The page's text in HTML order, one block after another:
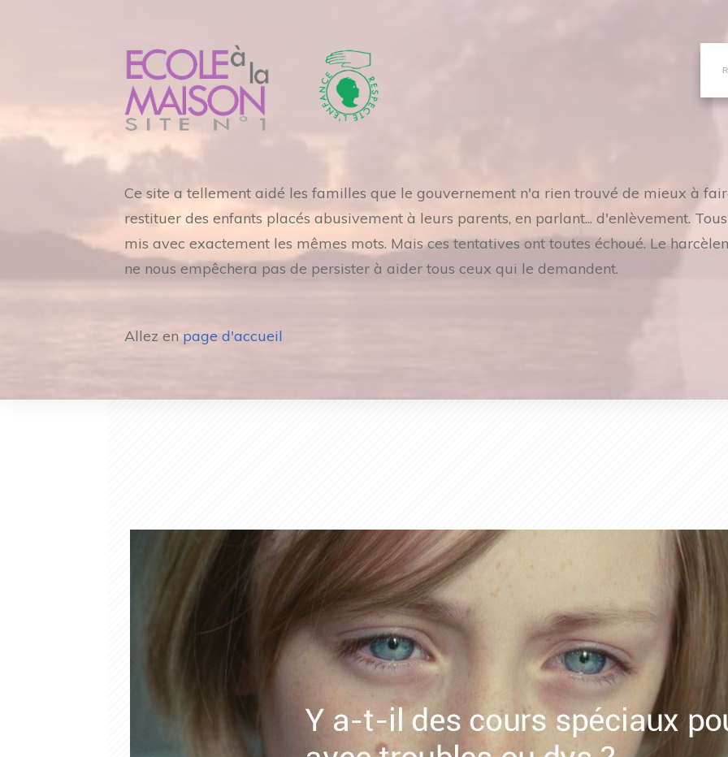
Ce site a tellement aidé les familles que le gouvernement n'a rien trouvé de mieux à
restituer des enfants placés abusivement à leurs parents, en parlant... d'enlèvement.
mis avec exactement les mêmes mots. Mais ces tentatives ont toutes échoué. Le
ne nous empêchera pas de persister à aider tous ceux qui le demandent.
Allez en page d'accueil